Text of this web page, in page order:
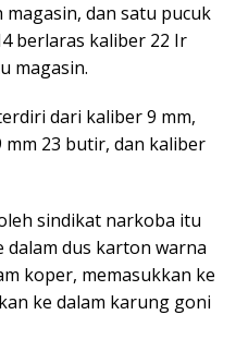
dan satu pucuk
berlaras kaliber 22 Ir
magasin.
dari kaliber 9 mm,
23 butir, dan kaliber
sindikat narkoba itu
dalam dus karton warna
koper, memasukkan ke
ke dalam karung goni